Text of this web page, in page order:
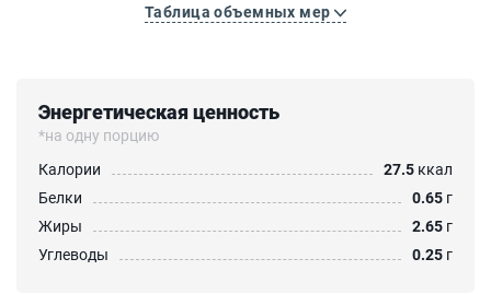
Таблица объемных мер
Энергетическая ценность
*на одну порцию
Калории
27.5 ккал
Белки
0.65 г
Жиры
2.65 г
Углеводы
0.25 г